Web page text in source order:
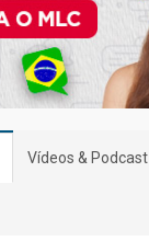
Vídeos & Podcast